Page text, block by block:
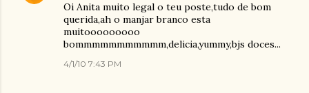
Oi Anita muito legal o teu poste,tudo de bom
querida,ah o manjar branco esta
muitooooooooo
bommmmmmmmmmm,delicia,yummy,bjs doces...
4/1/10 7:43 PM